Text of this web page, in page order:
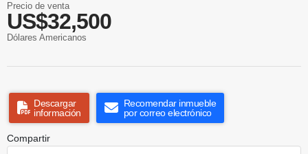
Precio de venta
US$32,500
Dólares Americanos
Descargar
información
Recomendar inmueble
por correo electrónico
Compartir